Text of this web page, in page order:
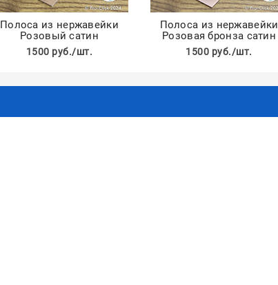
Полоса из нержавейки
Розовый сатин
1500 руб./шт.
Полоса из нержавейки
Розовая бронза сатин
1500 руб./шт.